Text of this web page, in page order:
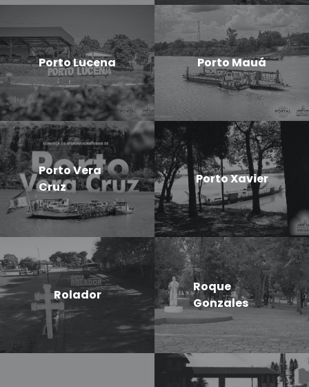
Porto Lucena Porto Mauá
Porto Vera
Cruz
Porto Xavier
Rolador
Roque
Gonzales